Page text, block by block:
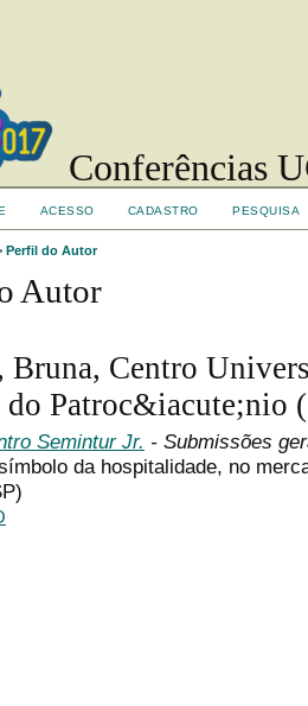
Conferências
ACESSO CADASTRO PESQUISA
Perfil do Autor
Autor
Bruna, Centro
do Patroc&iacute;nio
Semintur Jr. - Submissões
da hospitalidade, no